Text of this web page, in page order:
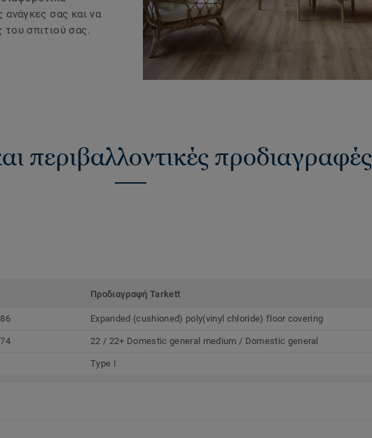
ανάγκες σας και να
του σπιτιού σας.
περιβαλλοντικές προδιαγραφές
Προδιαγραφή Tarkett
Expanded (cushioned) poly(vinyl chloride) floor covering
22 / 22+ Domestic general medium / Domestic general
Type I